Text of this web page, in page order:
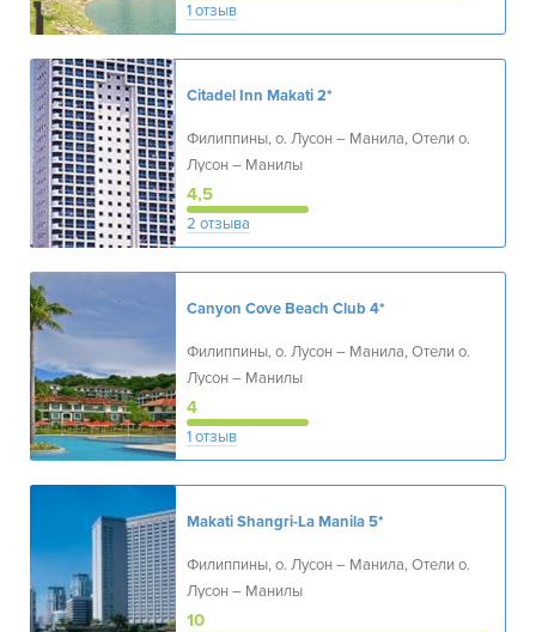
1 отзыв
Citadel Inn Makati2*
Филиппины, о. Лусон – Манила, Отели о.
Лусон – Манилы
4,5
2 отзыва
Canyon Cove Beach Club4*
Филиппины, о. Лусон – Манила, Отели о.
Лусон – Манилы
4
1 отзыв
Makati Shangri-La Manila5*
Филиппины, о. Лусон – Манила, Отели о.
Лусон – Манилы
10